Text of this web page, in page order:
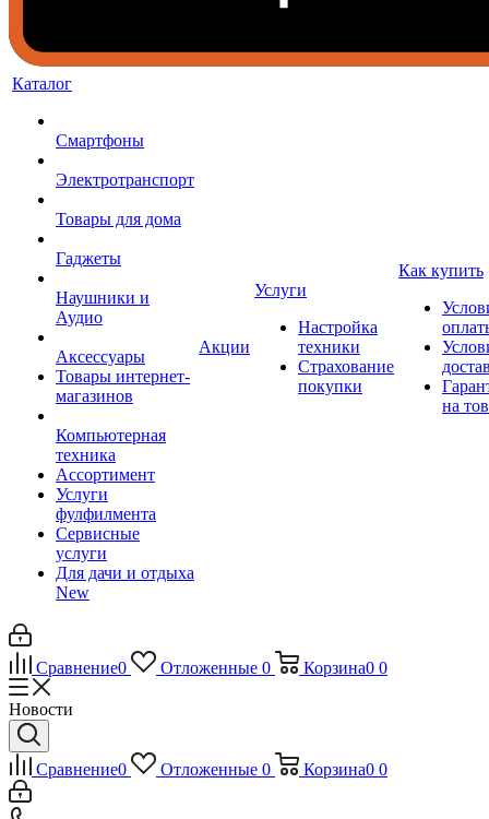
Каталог
Смартфоны
Электротранспорт
Товары для дома
Гаджеты
Наушники и
Аудио
Аксессуары
Товары интернет-
магазинов
Компьютерная
техника
Ассортимент
Услуги
фулфилмента
Сервисные
услуги
Для дачи и отдыха
New
Акции
Услуги
Настройка
техники
Страхование
покупки
Как купить
на
Сравнение0 Отложенные 0 Корзина0 0
Новости
Сравнение0 Отложенные 0 Корзина0 0